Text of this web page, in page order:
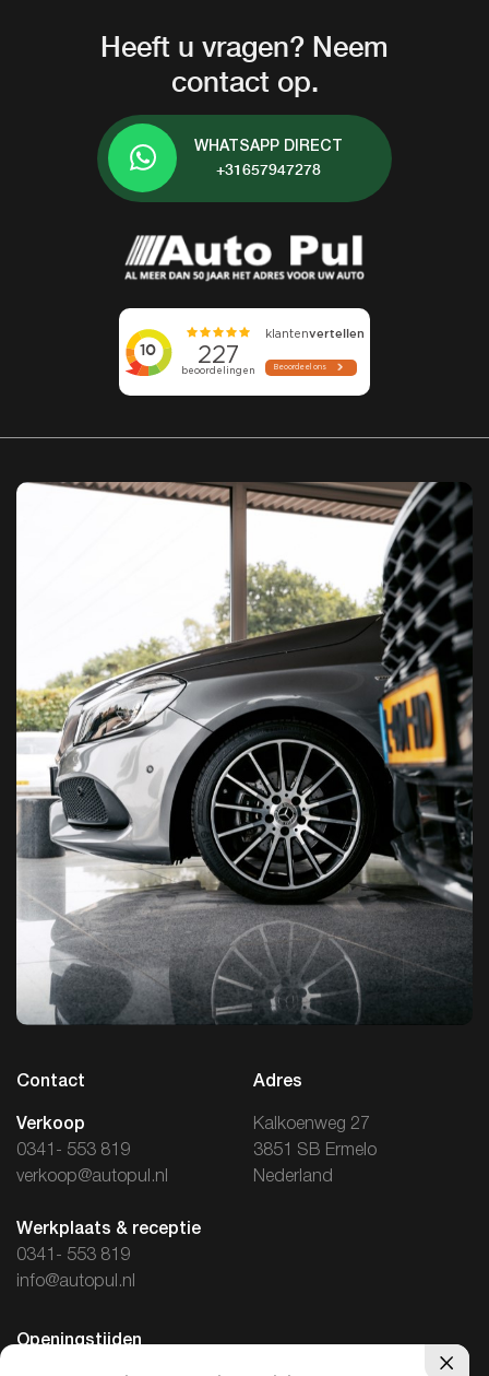
Heeft u vragen? Neem
contact op.
WHATSAPP DIRECT
+31657947278
Contact
Verkoop
0341- 553 819
verkoop@autopul.nl
Werkplaats & receptie
0341- 553 819
info@autopul.nl
Adres
Kalkoenweg 27
3851 SB Ermelo
Nederland
Openingstijden